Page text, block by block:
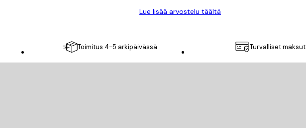
Lue lisää arvostelu täältä
Toimitus 4-5 arkipäivässä Turvalliset maksut